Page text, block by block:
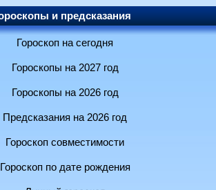
и предсказания
Гороскоп на сегодня
Гороскопы на 2027 год
Гороскопы на 2026 год
Предсказания на 2026 год
Гороскоп совместимости
Гороскоп по дате рождения